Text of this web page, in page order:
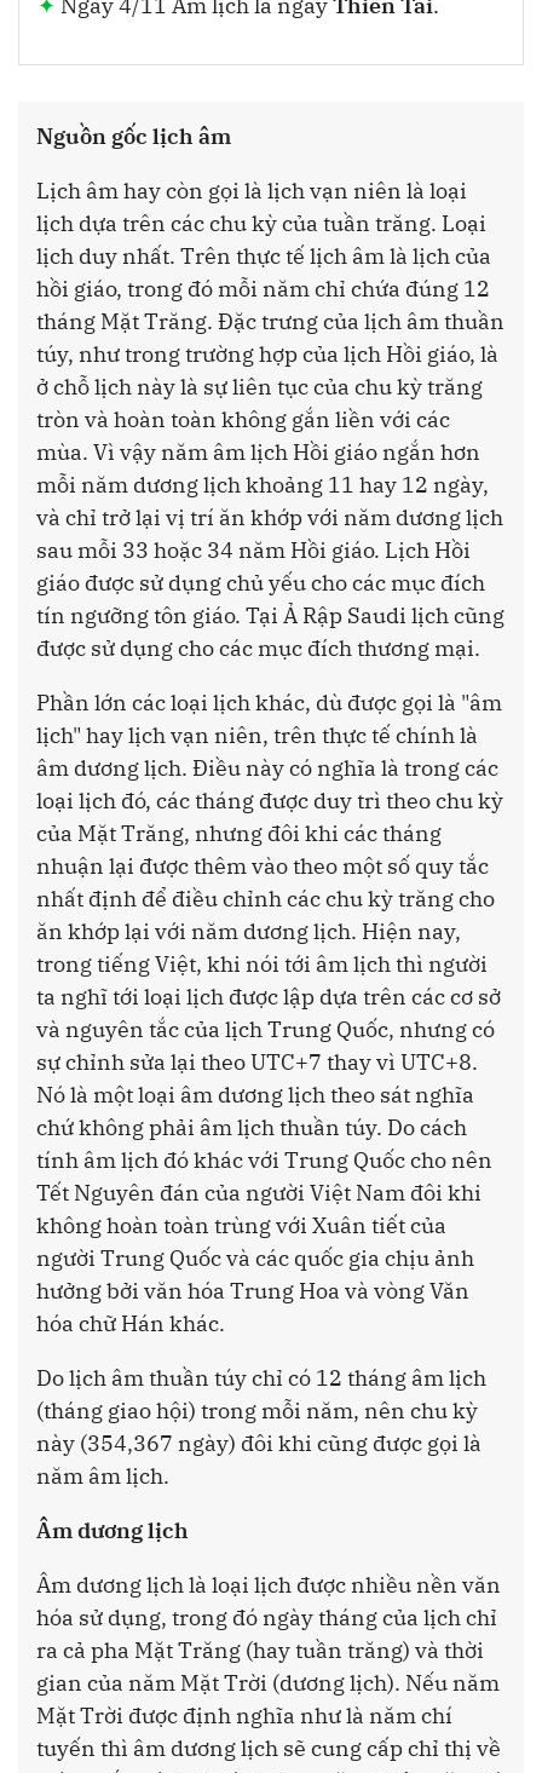
Nguồn gốc lịch âm
Lịch âm hay còn gọi là lịch vạn niên là loại
lịch dựa trên các chu kỳ của tuần trăng. Loại
lịch duy nhất. Trên thực tế lịch âm là lịch của
hồi giáo, trong đó mỗi năm chỉ chứa đúng 12
tháng Mặt Trăng. Đặc trưng của lịch âm thuần
túy, như trong trường hợp của lịch Hồi giáo, là
ở chỗ lịch này là sự liên tục của chu kỳ trăng
tròn và hoàn toàn không gắn liền với các
mùa. Vì vậy năm âm lịch Hồi giáo ngắn hơn
mỗi năm dương lịch khoảng 11 hay 12 ngày,
và chỉ trở lại vị trí ăn khớp với năm dương lịch
sau mỗi 33 hoặc 34 năm Hồi giáo. Lịch Hồi
giáo được sử dụng chủ yếu cho các mục đích
tín ngưỡng tôn giáo. Tại Ả Rập Saudi lịch cũng
được sử dụng cho các mục đích thương mại.
Phần lớn các loại lịch khác, dù được gọi là "âm
lịch" hay lịch vạn niên, trên thực tế chính là
âm dương lịch. Điều này có nghĩa là trong các
loại lịch đó, các tháng được duy trì theo chu kỳ
của Mặt Trăng, nhưng đôi khi các tháng
nhuận lại được thêm vào theo một số quy tắc
nhất định để điều chỉnh các chu kỳ trăng cho
ăn khớp lại với năm dương lịch. Hiện nay,
trong tiếng Việt, khi nói tới âm lịch thì người
ta nghĩ tới loại lịch được lập dựa trên các cơ sở
và nguyên tắc của lịch Trung Quốc, nhưng có
sự chỉnh sửa lại theo UTC+7 thay vì UTC+8.
Nó là một loại âm dương lịch theo sát nghĩa
chứ không phải âm lịch thuần túy. Do cách
tính âm lịch đó khác với Trung Quốc cho nên
Tết Nguyên đán của người Việt Nam đôi khi
không hoàn toàn trùng với Xuân tiết của
người Trung Quốc và các quốc gia chịu ảnh
hưởng bởi văn hóa Trung Hoa và vòng Văn
hóa chữ Hán khác.
Do lịch âm thuần túy chỉ có 12 tháng âm lịch
(tháng giao hội) trong mỗi năm, nên chu kỳ
này (354,367 ngày) đôi khi cũng được gọi là
năm âm lịch.
Âm dương lịch
Âm dương lịch là loại lịch được nhiều nền văn
hóa sử dụng, trong đó ngày tháng của lịch chỉ
ra cả pha Mặt Trăng (hay tuần trăng) và thời
gian của năm Mặt Trời (dương lịch). Nếu năm
Mặt Trời được định nghĩa như là năm chí
tuyến thì âm dương lịch sẽ cung cấp chỉ thị về